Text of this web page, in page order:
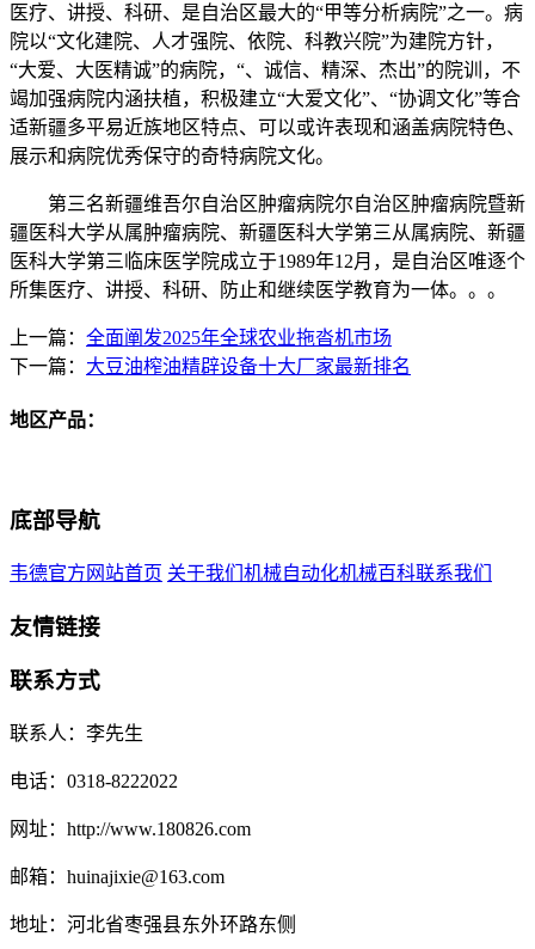
医疗、讲授、科研、是自治区最大的“甲等分析病院”之一。病
院以“文化建院、人才强院、依院、科教兴院”为建院方针，
“大爱、大医精诚”的病院，“、诚信、精深、杰出”的院训，不
竭加强病院内涵扶植，积极建立“大爱文化”、“协调文化”等合
适新疆多平易近族地区特点、可以或许表现和涵盖病院特色、
展示和病院优秀保守的奇特病院文化。
第三名新疆维吾尔自治区肿瘤病院尔自治区肿瘤病院暨新
疆医科大学从属肿瘤病院、新疆医科大学第三从属病院、新疆
医科大学第三临床医学院成立于1989年12月，是自治区唯逐个
所集医疗、讲授、科研、防止和继续医学教育为一体。。。
上一篇： 全面阐发2025年全球农业拖沓机市场
下一篇： 大豆油榨油精辟设备十大厂家最新排名
地区产品：
底部导航
韦德官方网站首页 关于我们 机械自动化机械百科联系我们
友情链接
联系方式
联系人：李先生
电话：0318-8222022
网址：http://www.180826.com
邮箱：huinajixie@163.com
地址：河北省枣强县东外环路东侧